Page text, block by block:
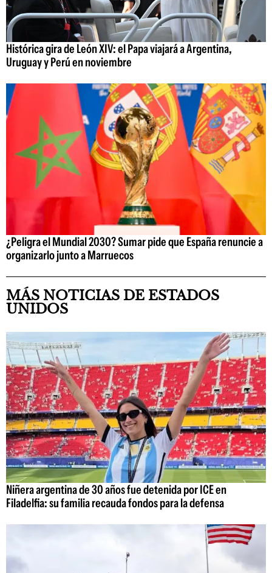
Histórica gira de León XIV: el Papa viajará a Argentina,
Uruguay y Perú en noviembre
¿Peligra el Mundial 2030? Sumar pide que España renuncie a
organizarlo junto a Marruecos
MÁS NOTICIAS DE ESTADOS
UNIDOS
Niñera argentina de 30 años fue detenida por ICE en
Filadelfia: su familia recauda fondos para la defensa